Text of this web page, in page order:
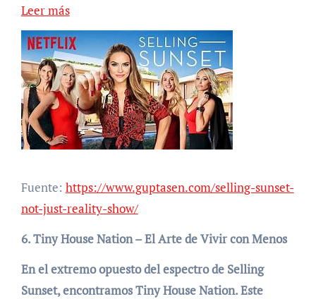
Leer más
Fuente: https://www.guptasen.com/selling-sunset-
not-just-reality-show/
6. Tiny House Nation – El Arte de Vivir con Menos
En el extremo opuesto del espectro de Selling
Sunset, encontramos Tiny House Nation. Este